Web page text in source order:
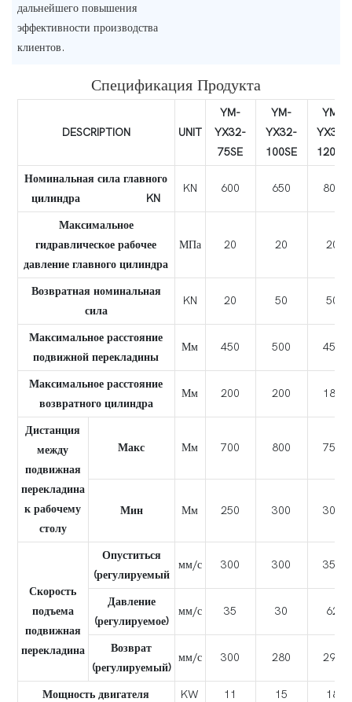
дальнейшего повышения
эффективности производства
клиентов.
Спецификация Продукта
DESCRIPTION UNIT
YM-
YX32-
75SE
YM-
YX32-
100SE
YM-
YX32-
120SE
Номинальная сила главного
цилиндра KN
KN 600 650 800
Максимальное
гидравлическое рабочее
давление главного цилиндра
МПа 20 20 20
Возвратная номинальная
сила
KN 20 50 50
Максимальное расстояние
подвижной перекладины
Мм 450 500 450
Максимальное расстояние
возвратного цилиндра
Мм 200 200 180
Дистанция
между
подвижная
перекладина
к рабочему
столу
Макс Мм 700 800 750
Мин Мм 250 300 300
Скорость
подъема
подвижная
перекладина
Опуститься
(регулируемый
мм/с 300 300 350
Давление
(регулируемое)
мм/с 35 30 62
Возврат
(регулируемый)
мм/с 300 280 290
Мощность двигателя KW 11 15
18